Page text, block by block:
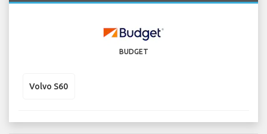
BUDGET
Volvo S60